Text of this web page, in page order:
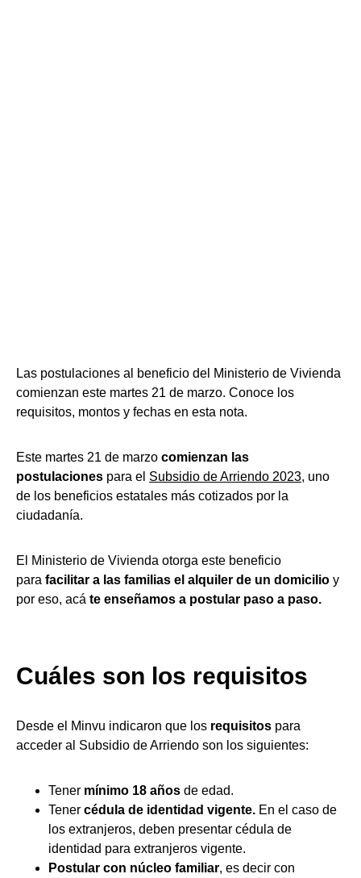
Las postulaciones al beneficio del Ministerio de Vivienda
comienzan este martes 21 de marzo. Conoce los
requisitos, montos y fechas en esta nota.
Este martes 21 de marzo comienzan las
postulaciones para el Subsidio de Arriendo 2023, uno
de los beneficios estatales más cotizados por la
ciudadanía.
El Ministerio de Vivienda otorga este beneficio
para facilitar a las familias el alquiler de un domicilio y
por eso, acá te enseñamos a postular paso a paso.
Cuáles son los requisitos
Desde el Minvu indicaron que los requisitos para
acceder al Subsidio de Arriendo son los siguientes:
Tener mínimo 18 años de edad.
Tener cédula de identidad vigente. En el caso de
los extranjeros, deben presentar cédula de
identidad para extranjeros vigente.
Postular con núcleo familiar, es decir con